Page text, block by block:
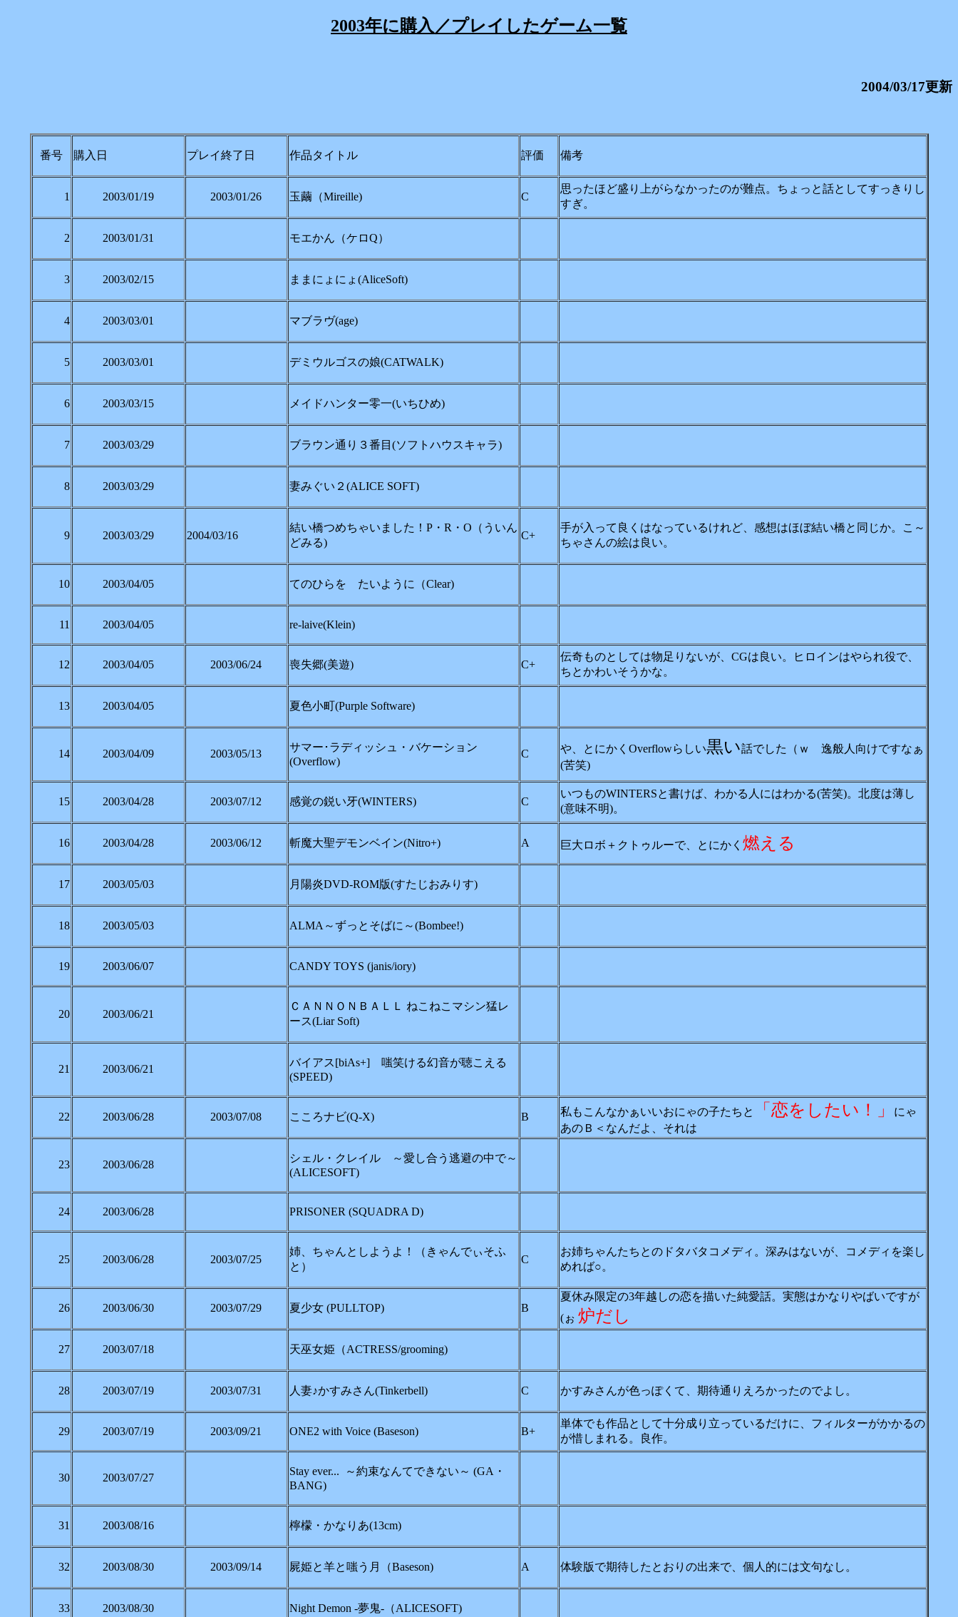
2003年に購入／プレイしたゲーム一覧
2004/03/17更新
番号 購入日 プレイ終了日 作品タイトル 評価 備考
1 2003/01/19 2003/01/26 玉繭（Mireille) C
思ったほど盛り上がらなかったのが難点。ちょっと話としてすっきりし
すぎ。
2 2003/01/31 モエかん（ケロQ）
3 2003/02/15 ままにょにょ(AliceSoft)
4 2003/03/01 マブラヴ(age)
5 2003/03/01 デミウルゴスの娘(CATWALK)
6 2003/03/15 メイドハンター零一(いちひめ)
7 2003/03/29 ブラウン通り３番目(ソフトハウスキャラ)
8 2003/03/29 妻みぐい２(ALICE SOFT)
9 2003/03/29 2004/03/16
結い橋つめちゃいました！P・R・O（ういん
どみる)
C+
手が入って良くはなっているけれど、感想はほぼ結い橋と同じか。こ～
ちゃさんの絵は良い。
10 2003/04/05 てのひらを たいように（Clear)
11 2003/04/05 re-laive(Klein)
12 2003/04/05 2003/06/24 喪失郷(美遊) C+
伝奇ものとしては物足りないが、CGは良い。ヒロインはやられ役で、
ちとかわいそうかな。
13 2003/04/05 夏色小町(Purple Software)
14 2003/04/09 2003/05/13
サマー･ラディッシュ・バケーション
(Overflow)
C や、とにかくOverflowらしい黒い話でした（ｗ 逸般人向けですなぁ
(苦笑)
15 2003/04/28 2003/07/12 感覚の鋭い牙(WINTERS) C
いつものWINTERSと書けば、わかる人にはわかる(苦笑)。北度は薄し
(意味不明)。
16 2003/04/28 2003/06/12 斬魔大聖デモンベイン(Nitro+) A 巨大ロボ＋クトゥルーで、とにかく 燃える
17 2003/05/03 月陽炎DVD-ROM版(すたじおみりす)
18 2003/05/03 ALMA～ずっとそばに～(Bombee!)
19 2003/06/07 CANDY TOYS (janis/iory)
20 2003/06/21
ＣＡＮＮＯＮＢＡＬＬ ねこねこマシン猛レ
ース(Liar Soft)
21 2003/06/21
バイアス[biAs+] 嗤笑ける幻音が聴こえる
(SPEED)
22 2003/06/28 2003/07/08 こころナビ(Q-X) B 私もこんなかぁいいおにゃの子たちと 「恋をしたい！」
にゃ
あのＢ＜なんだよ、それは
23 2003/06/28
シェル・クレイル ～愛し合う逃避の中で～
(ALICESOFT)
24 2003/06/28 PRISONER (SQUADRA D)
25 2003/06/28 2003/07/25
姉、ちゃんとしようよ！（きゃんでぃそふ
と）
C
お姉ちゃんたちとのドタバタコメディ。深みはないが、コメディを楽し
めれば○。
26 2003/06/30 2003/07/29 夏少女 (PULLTOP) B
夏休み限定の3年越しの恋を描いた純愛話。実態はかなりやばいですが
(ぉ 炉だし
27 2003/07/18 天巫女姫（ACTRESS/grooming)
28 2003/07/19 2003/07/31 人妻♪かすみさん(Tinkerbell) C かすみさんが色っぽくて、期待通りえろかったのでよし。
29 2003/07/19 2003/09/21 ONE2 with Voice (Baseson) B+
単体でも作品として十分成り立っているだけに、フィルターがかかるの
が惜しまれる。良作。
30 2003/07/27
Stay ever... ～約束なんてできない～ (GA・
BANG)
31 2003/08/16 檸檬・かなりあ(13cm)
32 2003/08/30 2003/09/14 屍姫と羊と嗤う月（Baseson) A 体験版で期待したとおりの出来で、個人的には文句なし。
33 2003/08/30 Night Demon -夢鬼-（ALICESOFT)